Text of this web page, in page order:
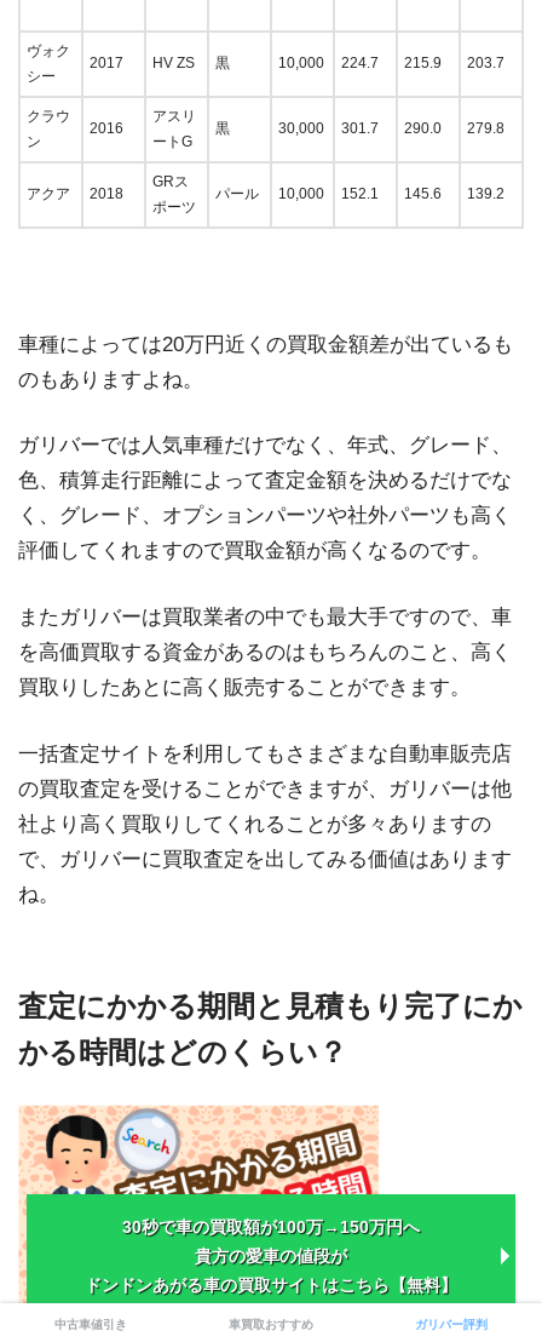
ヴォク
シー
2017 HV ZS 黒 10,000 224.7 215.9 203.7
クラウ
ン
2016
アスリ
ートG
黒 30,000 301.7 290.0 279.8
アクア 2018
GRス
ポーツ
パール 10,000 152.1 145.6 139.2
車種によっては20万円近くの買取金額差が出ているも
のもありますよね。
ガリバーでは人気車種だけでなく、年式、グレード、
色、積算走行距離によって査定金額を決めるだけでな
く、グレード、オプションパーツや社外パーツも高く
評価してくれますので買取金額が高くなるのです。
またガリバーは買取業者の中でも最大手ですので、車
を高価買取する資金があるのはもちろんのこと、高く
買取りしたあとに高く販売することができます。
一括査定サイトを利用してもさまざまな自動車販売店
の買取査定を受けることができますが、ガリバーは他
社より高く買取りしてくれることが多々ありますの
で、ガリバーに買取査定を出してみる価値はあります
ね。
査定にかかる期間と見積もり完了にか
かる時間はどのくらい？
30秒で車の買取額が100万→150万円へ
貴方の愛車の値段が
ドンドンあがる車の買取サイトはこちら【無料】
中古車値引き 車買取おすすめ ガリバー評判